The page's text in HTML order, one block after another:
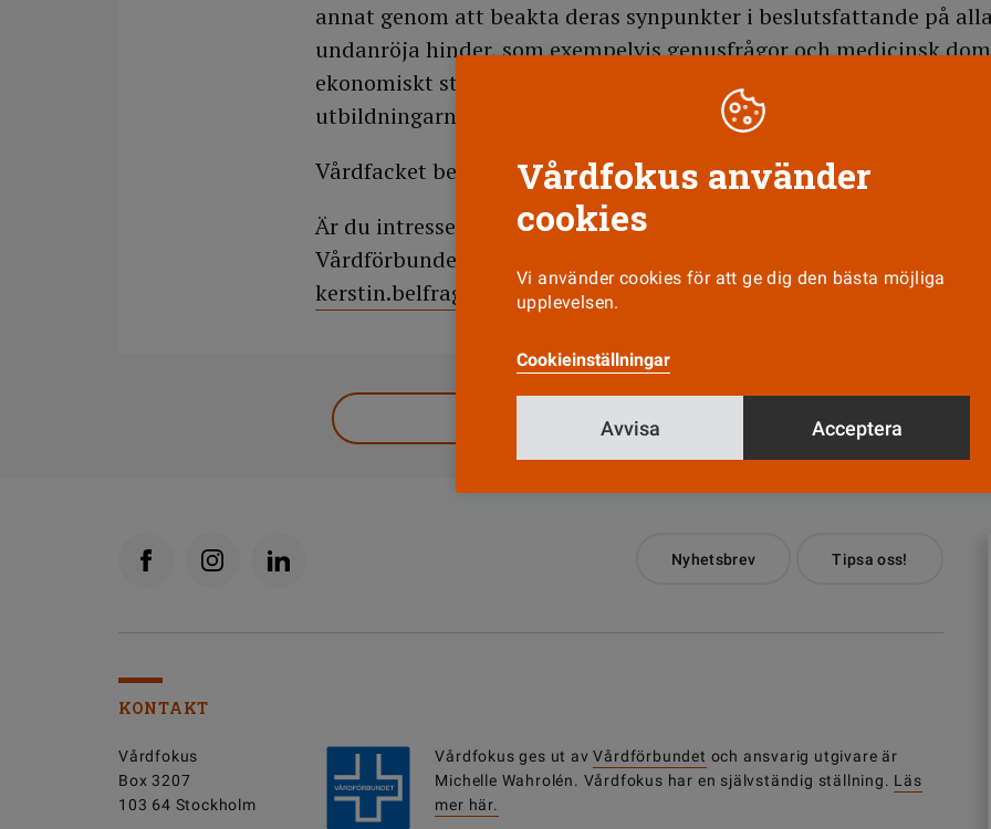
annat genom att beakta deras synpunkter i beslutsfattande på
undanröja hinder, som exempelvis genusfrågor och medicinsk
ekonomiskt stöd och möjligheter till karriärutveckling samt
utbildningarna och stödja forskning.
Vårdfacket berättade om ministerkonferensen i nummer 7/2000.
Är du intresserad av deklarationen tag kontakt med Kerstin
Vårdförbundet, telefon 08-14 77 45 eller e-post
kerstin.belfrage@vardforbundet.se.
Till Vårdfokus startsida
Nyhetsbrev Tipsa oss!
KONTAKT
Vårdfokus
Box 3207
103 64 Stockholm
Vårdfokus ges ut avVårdförbundet och ansvarig utgivare är
Michelle Wahrolén. Vårdfokus har en självständig ställning. Läs
mer här.
Vårdfokus använder
cookies
Vi använder cookies för att ge dig den bästa möjliga
upplevelsen.
Cookieinställningar
Avvisa Acceptera